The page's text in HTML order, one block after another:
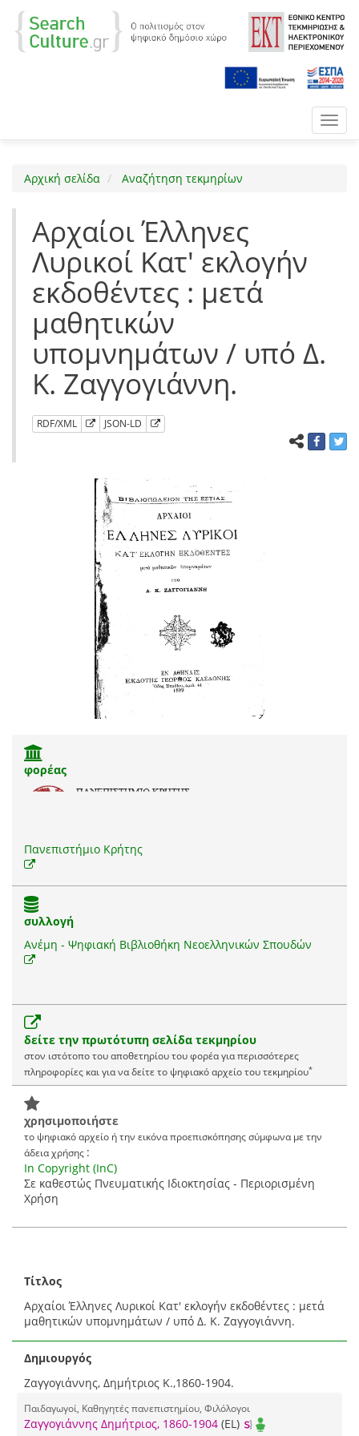
Αρχική σελίδα Αναζήτηση τεκμηρίων
Αρχαίοι Έλληνες
Λυρικοί Κατ' εκλογήν
εκδοθέντες : μετά
μαθητικών
υπομνημάτων / υπό Δ.
Κ. Ζαγγογιάννη.
RDF/XML JSON-LD
φορέας
Πανεπιστήμιο Κρήτης
συλλογή
Ανέμη - Ψηφιακή Βιβλιοθήκη Νεοελληνικών Σπουδών
δείτε την πρωτότυπη σελίδα τεκμηρίου
στον ιστότοπο του αποθετηρίου του φορέα για περισσότερες
*
χρησιμοποιήστε
το ψηφιακό αρχείο ή την εικόνα προεπισκόπησης σύμφωνα με την
άδεια χρήσης:
In Copyright (InC)
Σε καθεστώς Πνευματικής Ιδιοκτησίας - Περιορισμένη
Τίτλος
Αρχαίοι Έλληνες Λυρικοί Κατ' εκλογήν εκδοθέντες : μετά
μαθητικών υπομνημάτων / υπό Δ. Κ. Ζαγγογιάννη.
Δημιουργός
Ζαγγογιάννης, Δημήτριος Κ.,1860-1904.
Παιδαγωγοί, Καθηγητές πανεπιστημίου, Φιλόλογοι